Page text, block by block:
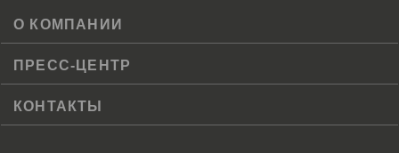
О КОМПАНИИ
ПРЕСС-ЦЕНТР
КОНТАКТЫ